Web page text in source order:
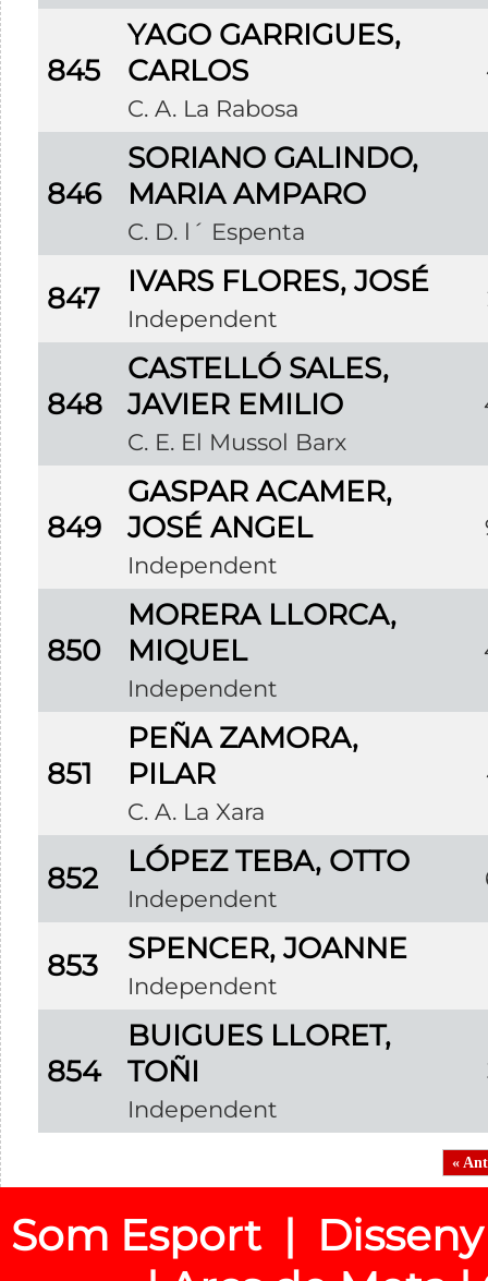
845
YAGO GARRIGUES,
CARLOS
C. A. La Rabosa
846
SORIANO GALINDO,
MARIA AMPARO
C. D. l´ Espenta
847 IVARS FLORES, JOSÉ
Independent
848
CASTELLÓ SALES,
JAVIER EMILIO
C. E. El Mussol Barx
849
GASPAR ACAMER,
JOSÉ ANGEL
Independent
850
MORERA LLORCA,
MIQUEL
Independent
851
PEÑA ZAMORA,
PILAR
C. A. La Xara
852 LÓPEZ TEBA, OTTO
Independent
853 SPENCER, JOANNE
Independent
854
BUIGUES LLORET,
TOÑI
Independent
«
Som Esport |